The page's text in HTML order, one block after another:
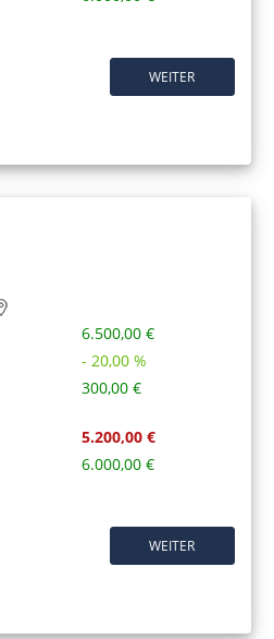
WEITER
6.500,00 €
- 20,00 %
300,00 €
5.200,00 €
6.000,00 €
WEITER